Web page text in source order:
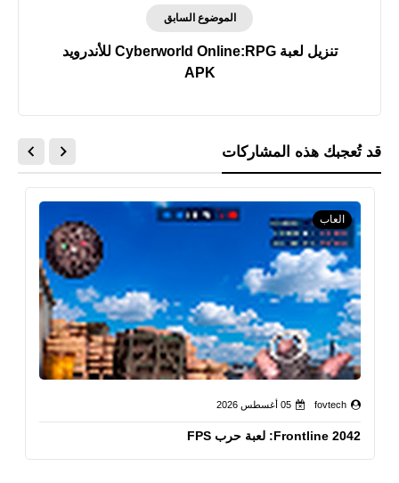
الموضوع السابق
تنزيل لعبة Cyberworld Online:RPG‏ للأندرويد
APK
قد تُعجبك هذه المشاركات
العاب
fovtech 05 أغسطس 2026
Frontline 2042: لعبة حرب FPS